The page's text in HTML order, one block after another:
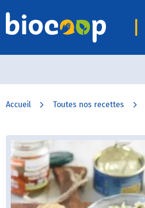
Accueil Toutes nos recettes